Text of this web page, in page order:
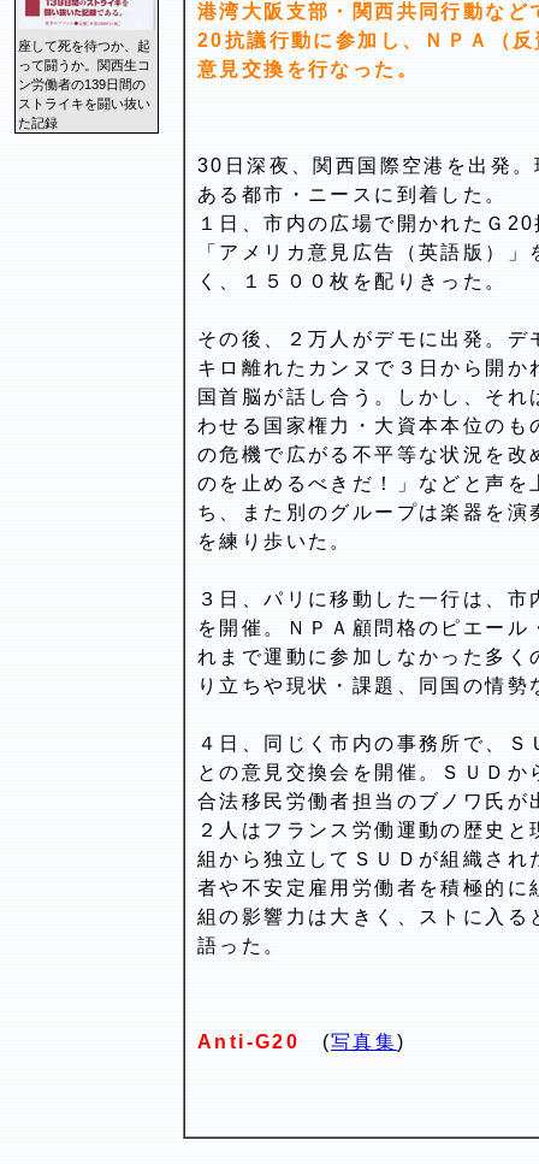
座して死を待つか、起
って闘うか。関西生コ
ン労働者の139日間の
ストライキを闘い抜い
た記録
港湾大阪支部・関西共同行動な
20抗議行動に参加し、ＮＰＡ（
意見交換を行なった。
30日深夜、関西国際空港を出発
ある都市・ニースに到着した。
１日、市内の広場で開かれたＧ
「アメリカ意見広告（英語版）
く、１５００枚を配りきった。
その後、２万人がデモに出発。
キロ離れたカンヌで３日から開
国首脳が話し合う。しかし、そ
わせる国家権力・大資本本位の
の危機で広がる不平等な状況を
のを止めるべきだ！」などと声
ち、また別のグループは楽器を
を練り歩いた。
３日、パリに移動した一行は、
を開催。ＮＰＡ顧問格のピエー
れまで運動に参加しなかった多
り立ちや現状・課題、同国の情
４日、同じく市内の事務所で、
との意見交換会を開催。ＳＵＤ
合法移民労働者担当のブノワ氏が
２人はフランス労働運動の歴史
組から独立してＳＵＤが組織さ
者や不安定雇用労働者を積極的
組の影響力は大きく、ストに入
語った。
Anti-G20 (写真集)